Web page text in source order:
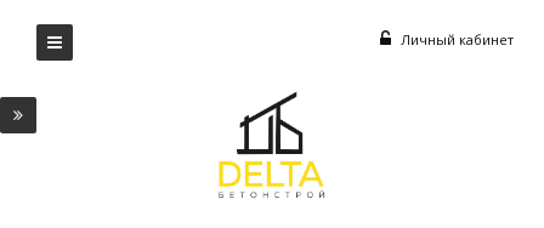
Личный кабинет